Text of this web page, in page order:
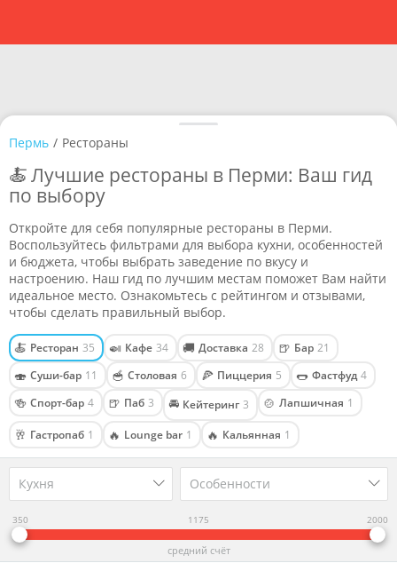
Пермь / Рестораны
🍝 Лучшие рестораны в Перми: Ваш гид
по выбору
Откройте для себя популярные рестораны в Перми.
Воспользуйтесь фильтрами для выбора кухни, особенностей
и бюджета, чтобы выбрать заведение по вкусу и
настроению. Наш гид по лучшим местам поможет Вам найти
идеальное место. Ознакомьтесь с рейтингом и отзывами,
чтобы сделать правильный выбор.
🍝 Ресторан 35 🍛 Кафе 34 🚚 Доставка 28 🍺 Бар 21
🍣 Суши-бар 11 🥣 Столовая 6 🍕 Пиццерия 5 🌭 Фастфуд 4
🍻 Спорт-бар 4 🍺 Паб 3 🚘 Кейтеринг 3 🍲 Лапшичная 1
🥂 Гастропаб 1 🔥 Lounge bar 1 🔥 Кальянная 1
Кухня Особенности
350 1175 2000
средний счёт